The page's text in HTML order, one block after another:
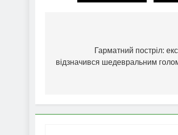
записівГарматний постріл:
відзначився шедевральним